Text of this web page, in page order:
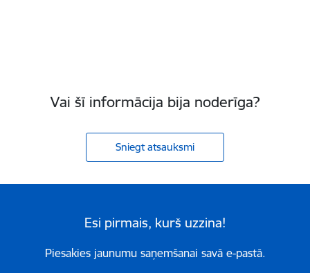
Vai šī informācija bija noderīga?
Sniegt atsauksmi
Esi pirmais, kurš uzzina!
Piesakies jaunumu saņemšanai savā e-pastā.